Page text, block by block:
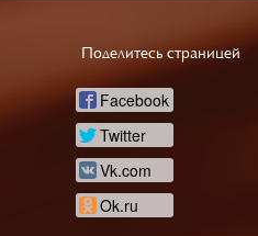
Поделитесь страницей
Facebook
Twitter
Vk.com
Ok.ru